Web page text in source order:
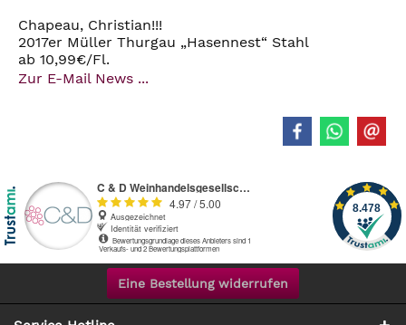
Chapeau, Christian!!!
2017er Müller Thurgau „Hasennest“ Stahl
ab 10,99€/Fl.
Zur E-Mail News ...
Eine Bestellung widerrufen